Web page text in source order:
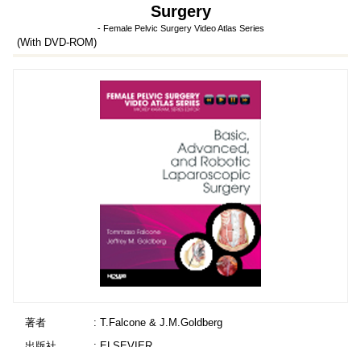
Surgery
- Female Pelvic Surgery Video Atlas Series
(With DVD-ROM)
著者
: T.Falcone & J.M.Goldberg